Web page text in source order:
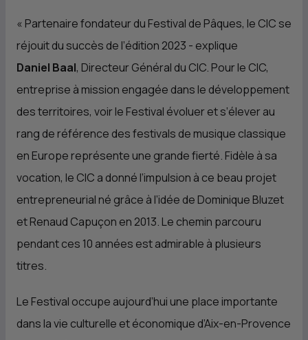
« Partenaire fondateur du Festival de Pâques, le CIC se
réjouit du succès de l’édition 2023 - explique
Daniel Baal, Directeur Général du CIC. Pour le CIC,
entreprise à mission engagée dans le développement
des territoires, voir le Festival évoluer et s’élever au
rang de référence des festivals de musique classique
en Europe représente une grande fierté. Fidèle à sa
vocation, le CIC a donné l’impulsion à ce beau projet
entrepreneurial né grâce à l’idée de Dominique Bluzet
et Renaud Capuçon en 2013. Le chemin parcouru
pendant ces 10 années est admirable à plusieurs
titres.
Le Festival occupe aujourd’hui une place importante
dans la vie culturelle et économique d’Aix-en-Provence